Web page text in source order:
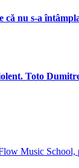
că nu s-a
Toto